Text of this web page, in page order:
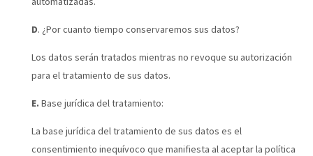
D. ¿Por cuanto tiempo conservaremos sus datos?
Los datos serán tratados mientras no revoque su autorización
para el tratamiento de sus datos.
E. Base jurídica del tratamiento:
La base jurídica del tratamiento de sus datos es el
consentimiento inequívoco que manifiesta al aceptar la política